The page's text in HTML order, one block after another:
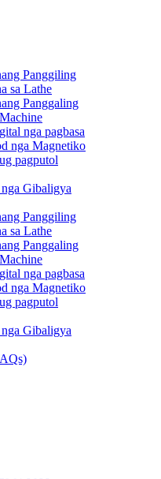
Panggiling
sa Lathe
Panggaling
nga pagbasa
nga Magnetiko
pagputol
Gibaligya
Panggiling
sa Lathe
Panggaling
nga pagbasa
nga Magnetiko
pagputol
Gibaligya